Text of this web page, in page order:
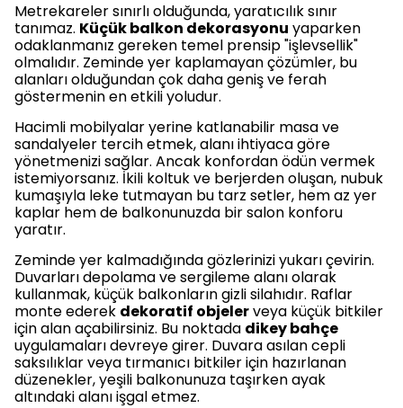
Metrekareler sınırlı olduğunda, yaratıcılık sınır
tanımaz. Küçük balkon dekorasyonu yaparken
odaklanmanız gereken temel prensip "işlevsellik"
olmalıdır. Zeminde yer kaplamayan çözümler, bu
alanları olduğundan çok daha geniş ve ferah
göstermenin en etkili yoludur.
Hacimli mobilyalar yerine katlanabilir masa ve
sandalyeler tercih etmek, alanı ihtiyaca göre
yönetmenizi sağlar. Ancak konfordan ödün vermek
istemiyorsanız. İkili koltuk ve berjerden oluşan, nubuk
kumaşıyla leke tutmayan bu tarz setler, hem az yer
kaplar hem de balkonunuzda bir salon konforu
yaratır.
Zeminde yer kalmadığında gözlerinizi yukarı çevirin.
Duvarları depolama ve sergileme alanı olarak
kullanmak, küçük balkonların gizli silahıdır. Raflar
monte ederek dekoratif objelerveya küçük bitkiler
için alan açabilirsiniz. Bu noktada dikey bahçe
uygulamaları devreye girer. Duvara asılan cepli
saksılıklar veya tırmanıcı bitkiler için hazırlanan
düzenekler, yeşili balkonunuza taşırken ayak
altındaki alanı işgal etmez.